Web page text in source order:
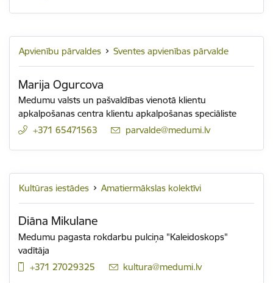
Apvienību pārvaldes Sventes apvienības pārvalde
Marija Ogurcova
Medumu valsts un pašvaldības vienotā klientu
apkalpošanas centra klientu apkalpošanas speciāliste
+371 65471563
E-pasts:
parvalde@medumi.lv
Kultūras iestādes Amatiermākslas kolektīvi
Diāna Mikulane
Medumu pagasta rokdarbu pulciņa "Kaleidoskops"
vadītāja
+371 27029325
E-pasts:
kultura@medumi.lv